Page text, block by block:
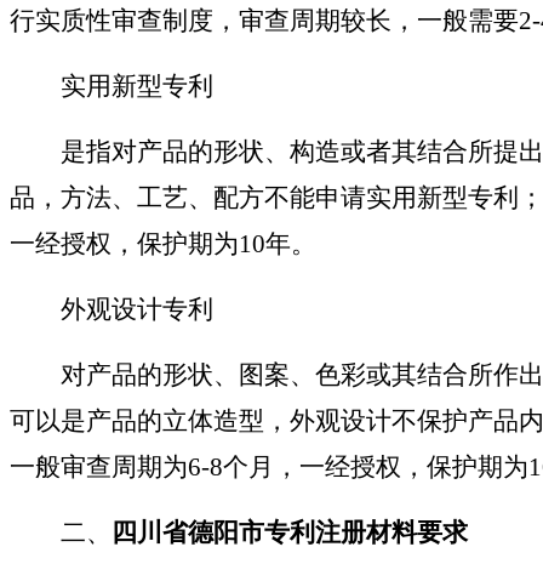
行实质性审查制度，审查周期较长，一般需要
实用新型专利
是指对产品的形状、构造或者其结合所提出
品，方法、工艺、配方不能申请实用新型专利
一经授权，保护期为10年。
外观设计专利
对产品的形状、图案、色彩或其结合所作出
可以是产品的立体造型，外观设计不保护产品
一般审查周期为6-8个月，一经授权，保护期为
二、 四川省德阳市专利注册材料要求